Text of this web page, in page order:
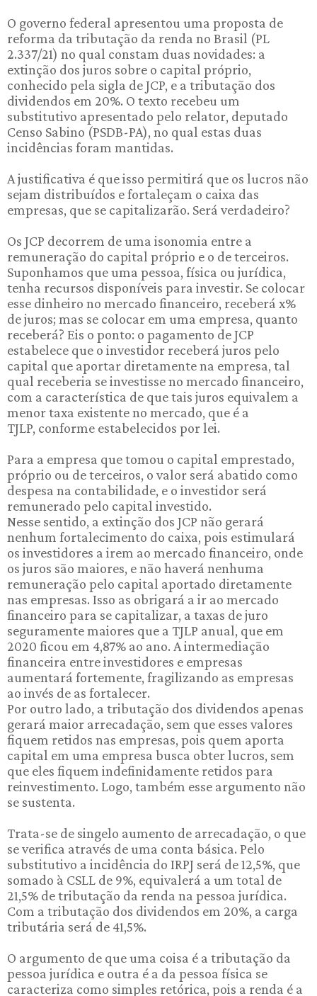
O governo federal apresentou uma proposta de
reforma da tributação da renda no Brasil (PL
2.337/21) no qual constam duas novidades: a
extinção dos juros sobre o capital próprio,
conhecido pela sigla de JCP, e a tributação dos
dividendos em 20%. O texto recebeu um
substitutivo apresentado pelo relator, deputado
Censo Sabino (PSDB-PA), no qual estas duas
incidências foram mantidas.
A justificativa é que isso permitirá que os lucros não
sejam distribuídos e fortaleçam o caixa das
empresas, que se capitalizarão. Será verdadeiro?
Os JCP decorrem de uma isonomia entre a
remuneração do capital próprio e o de terceiros.
Suponhamos que uma pessoa, física ou jurídica,
tenha recursos disponíveis para investir. Se colocar
esse dinheiro no mercado financeiro, receberá x%
de juros; mas se colocar em uma empresa, quanto
receberá? Eis o ponto: o pagamento de JCP
estabelece que o investidor receberá juros pelo
capital que aportar diretamente na empresa, tal
qual receberia se investisse no mercado financeiro,
com a característica de que tais juros equivalem a
menor taxa existente no mercado, que é a
TJLP, conforme estabelecidos por lei.
Para a empresa que tomou o capital emprestado,
próprio ou de terceiros, o valor será abatido como
despesa na contabilidade, e o investidor será
remunerado pelo capital investido.
Nesse sentido, a extinção dos JCP não gerará
nenhum fortalecimento do caixa, pois estimulará
os investidores a irem ao mercado financeiro, onde
os juros são maiores, e não haverá nenhuma
remuneração pelo capital aportado diretamente
nas empresas. Isso as obrigará a ir ao mercado
financeiro para se capitalizar, a taxas de juro
seguramente maiores que a TJLP anual, que em
2020 ficou em 4,87% ao ano. A intermediação
financeira entre investidores e empresas
aumentará fortemente, fragilizando as empresas
ao invés de as fortalecer.
Por outro lado, a tributação dos dividendos apenas
gerará maior arrecadação, sem que esses valores
fiquem retidos nas empresas, pois quem aporta
capital em uma empresa busca obter lucros, sem
que eles fiquem indefinidamente retidos para
reinvestimento. Logo, também esse argumento não
se sustenta.
Trata-se de singelo aumento de arrecadação, o que
se verifica através de uma conta básica. Pelo
substitutivo a incidência do IRPJ será de 12,5%, que
somado à CSLL de 9%, equivalerá a um total de
21,5% de tributação da renda na pessoa jurídica.
Com a tributação dos dividendos em 20%, a carga
tributária será de 41,5%.
O argumento de que uma coisa é a tributação da
pessoa jurídica e outra é a da pessoa física se
caracteriza como simples retórica, pois a renda é a